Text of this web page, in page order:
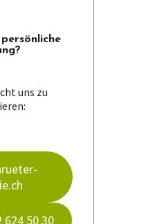
uns zu
624 50 30